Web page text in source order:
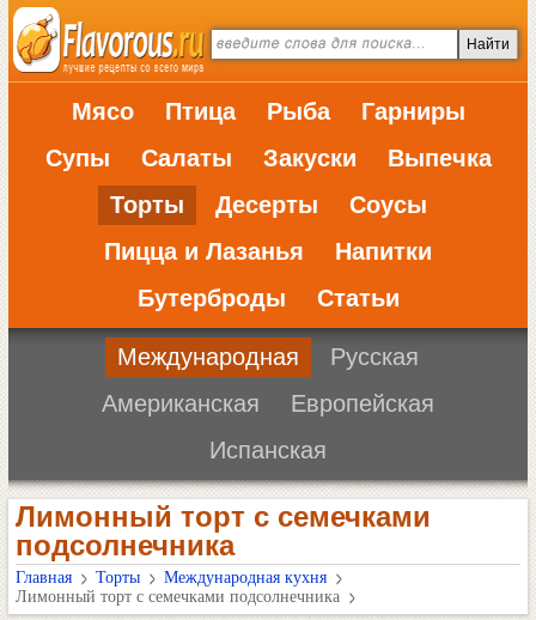
Мясо Птица Рыба
Гарниры
Супы
Салаты Закуски
Выпечка
Торты
Десерты
Соусы
Пицца и Лазанья
Напитки
Бутерброды
Статьи
Международная
Русская
Американская
Европейская
Испанская
Лимонный торт с семечками
подсолнечника
Главная Торты
Международная кухня
Лимонный торт с семечками подсолнечника